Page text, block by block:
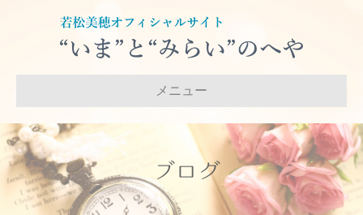
メニュー
ブログ